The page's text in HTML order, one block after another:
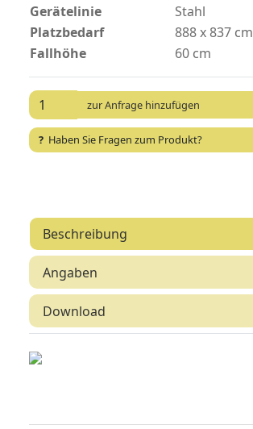
Gerätelinie
Stahl
Platzbedarf
888 x 837 cm
Fallhöhe
60 cm
? Haben Sie Fragen zum Produkt?
Beschreibung
Angaben
Download